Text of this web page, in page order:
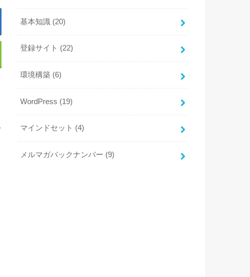
基本知識 (20)
登録サイト (22)
環境構築 (6)
WordPress (19)
マインドセット (4)
メルマガバックナンバー (9)